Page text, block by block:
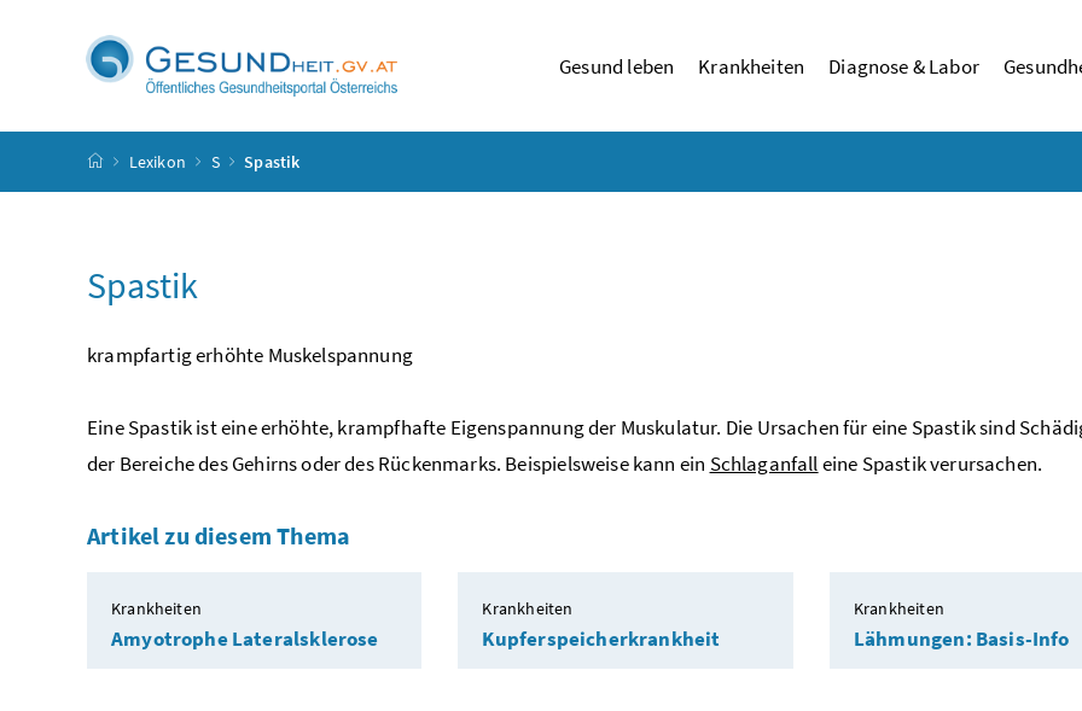
Gesund leben Krankheiten Diagnose & Labor
Startseite
Lexikon S Spastik
Spastik
krampfartig erhöhte Muskelspannung
Eine Spastik ist eine erhöhte, krampfhafte Eigenspannung der Muskulatur. Die Ursachen für eine Spastik sind
der Bereiche des Gehirns oder des Rückenmarks. Beispielsweise kann ein Schlaganfalleine Spastik verursachen.
Artikel zu diesem Thema
Krankheiten
Amyotrophe Lateralsklerose
Krankheiten
Kupferspeicherkrankheit
Krankheiten
Lähmungen: Basis-Info